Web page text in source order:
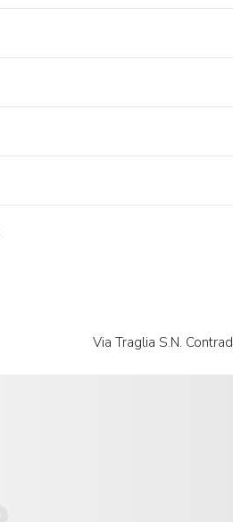
Via Traglia S.N.